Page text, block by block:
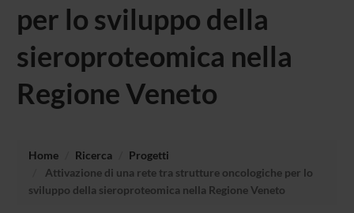
per lo sviluppo della
sieroproteomica nella
Regione Veneto
Home Ricerca
Progetti
Attivazione di una rete tra strutture oncologiche per lo
sviluppo della sieroproteomica nella Regione Veneto